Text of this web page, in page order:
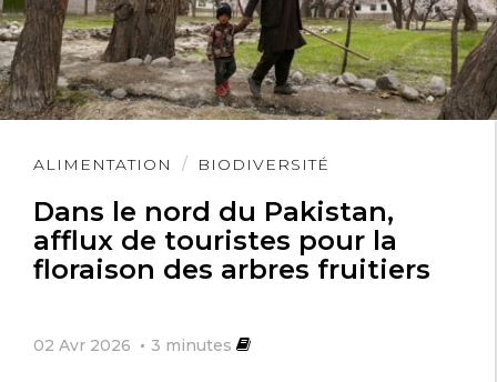
Maurice Chaumien 15 janvier 2021
Le confinement des animaux provoque
les mêmes maux que celui des
virus . Nous les aérobies le
ALIMENTATION BIODIVERSITÉ
Dans le nord du Pakistan,
afflux de touristes pour la
floraison des arbres fruitiers
02 Avr 2026 3 minutes
Lire